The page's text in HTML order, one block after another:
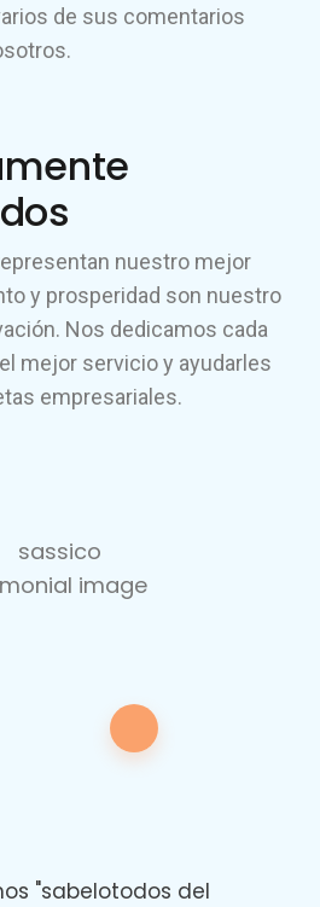
de sus comentarios
nuestro mejor
y prosperidad son nuestro
Nos dedicamos cada
mejor servicio y ayudarles
empresariales.
"sabelotodos del